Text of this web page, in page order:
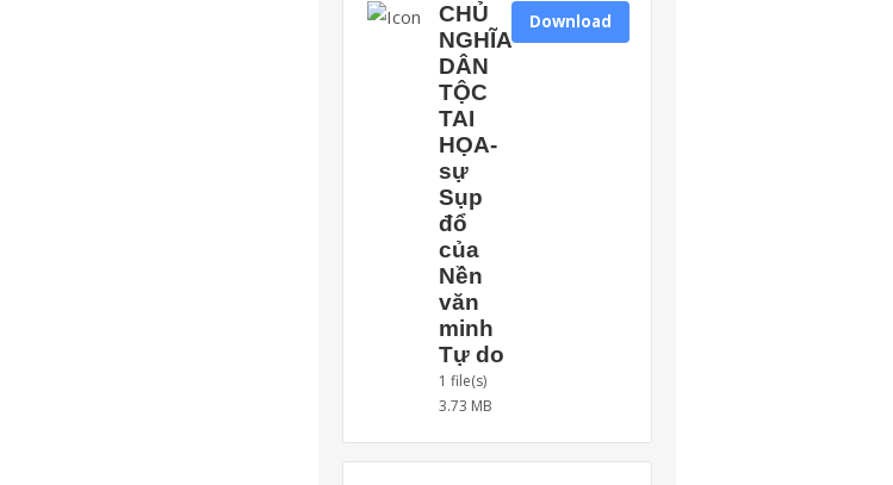
CHỦ
NGHĨA
DÂN
TỘC
TAI
HỌA-
sự
Sụp
đổ
của
Nền
văn
minh
Tự do
1 file(s)
3.73 MB
Download